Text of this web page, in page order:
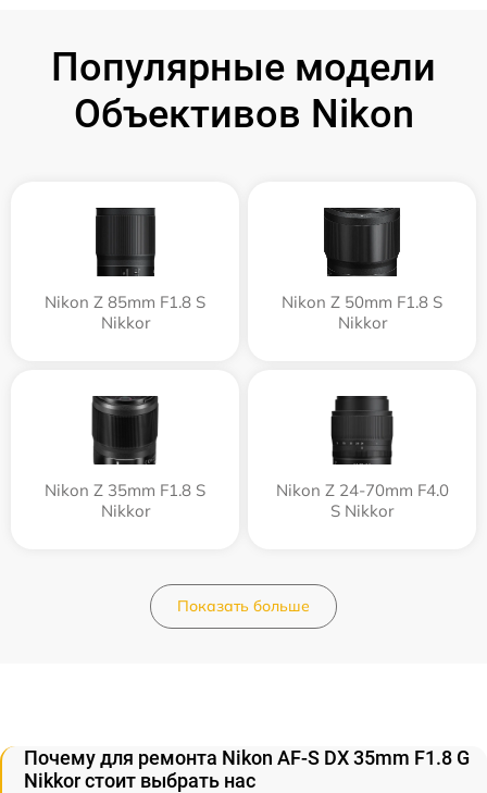
Популярные модели
Объективов Nikon
Nikon Z 85mm F1.8 S
Nikkor
Nikon Z 50mm F1.8 S
Nikkor
Nikon Z 35mm F1.8 S
Nikkor
Nikon Z 24-70mm F4.0
S Nikkor
Показать больше
Почему для ремонта Nikon AF-S DX 35mm F1.8 G
Nikkor стоит выбрать нас